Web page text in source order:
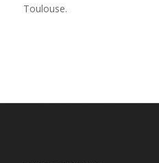
Toulouse.